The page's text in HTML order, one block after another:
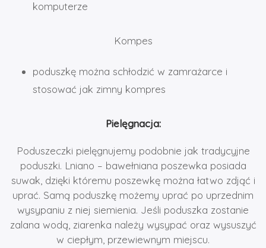
komputerze
Kompes
poduszkę można schłodzić w zamrażarce i
stosować jak zimny kompres
Pielęgnacja:
Poduszeczki pielęgnujemy podobnie jak tradycyjne
poduszki. Lniano – bawełniana poszewka posiada
suwak, dzięki któremu poszewkę można łatwo zdjąć i
uprać. Samą poduszkę możemy uprać po uprzednim
wysypaniu z niej siemienia. Jeśli poduszka zostanie
zalana wodą, ziarenka należy wysypać oraz wysuszyć
w ciepłym, przewiewnym miejscu.